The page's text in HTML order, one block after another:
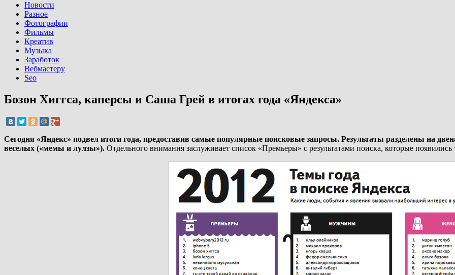
Новости
Разное
Фотографии
Фильмы
Креатив
Музыка
Заработок
Вебмастеру
Seo
Бозон Хиггса, каперсы и Саша Грей в итогах года «Яндекса»
Сегодня «Яндекс» подвел итоги года, предоставив самые популярные поисковые запросы. Результаты разделены на
веселых («мемы и лулзы»). Отдельного внимания заслуживает список «Премьеры» с результатами поиска, которые